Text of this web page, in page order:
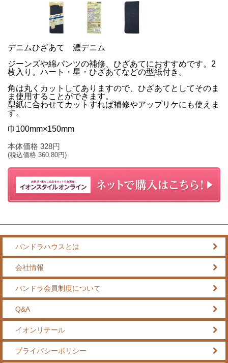
デニムひざあて 濃デニム
ジーンズや綿パンツの補修、ひざあてにおすすめです。2
枚入り。ハート・星・ひざあてなどの型紙付き。
角は丸くカットしてありますので、ひざあてとしてそのま
ま使用することができます。
型紙に合わせてカットすれば補修やアップリケにも使えま
す。
巾100mm×150mm
本体価格 328円
(税込価格 360.80円)
パンドラハウスとは
会社情報
パンドラ会員制度について
Q&A
イオンリテール
プライバシーポリシー